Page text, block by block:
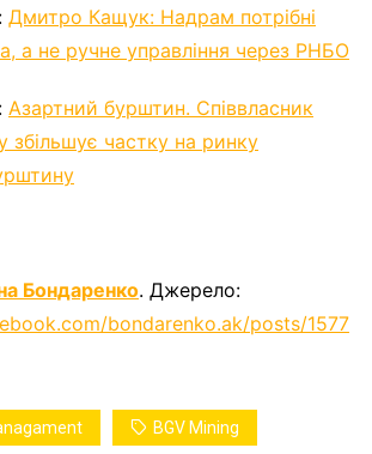
Дмитро Кащук: Надрам потрібні
а не ручне управління через РНБО
Азартний бурштин. Співвласник
збільшує частку на ринку
Бондаренко. Джерело:
bondarenko.ak/posts/1577
BGV Mining